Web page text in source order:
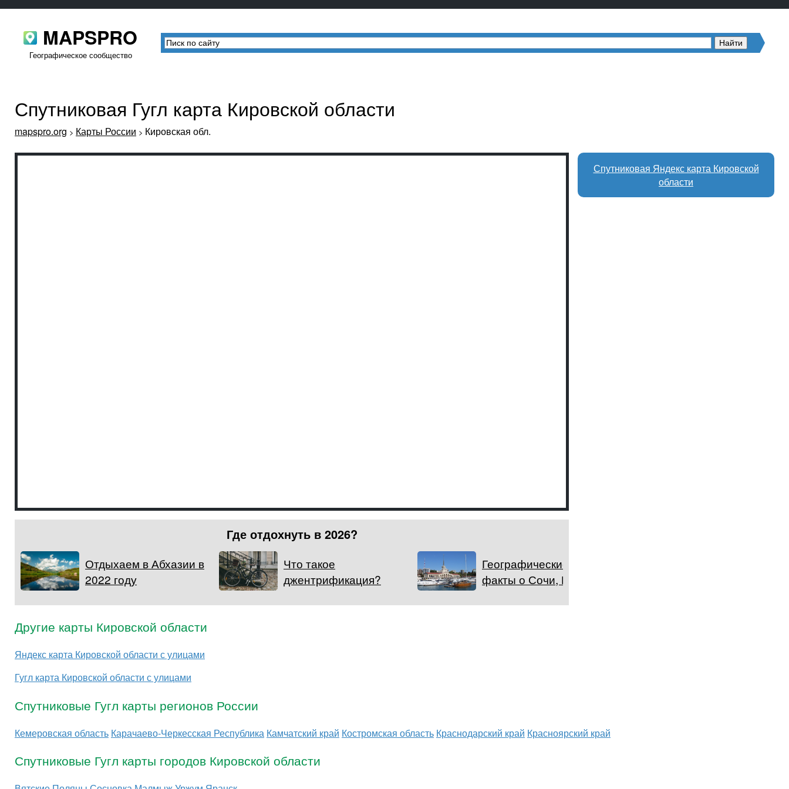
MAPSPRO
Географическое сообщество
Спутниковая Гугл карта Кировской области
mapspro.org > Карты России > Кировская обл.
Где отдохнуть в 2026?
Отдыхаем в Абхазии в
2022 году
Что такое
джентрификация?
Географические
факты о Сочи, Россия
Спутниковая Яндекс карта Кировской
области
Другие карты Кировской области
Яндекс карта Кировской области с улицами
Гугл карта Кировской области с улицами
Спутниковые Гугл карты регионов России
Кемеровская область Карачаево-Черкесская Республика Камчатский край Костромская область Краснодарский край Красноярский край
Спутниковые Гугл карты городов Кировской области